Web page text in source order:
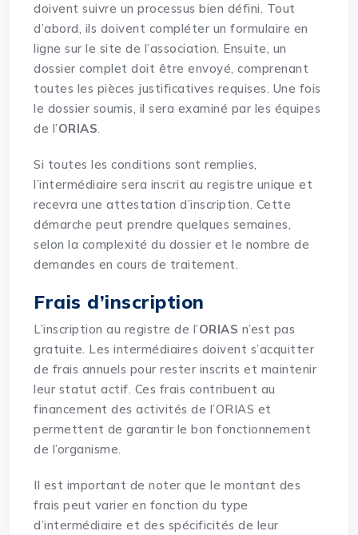
doivent suivre un processus bien défini. Tout
d’abord, ils doivent compléter un formulaire en
ligne sur le site de l’association. Ensuite, un
dossier complet doit être envoyé, comprenant
toutes les pièces justificatives requises. Une fois
le dossier soumis, il sera examiné par les équipes
de l’ORIAS.
Si toutes les conditions sont remplies,
l’intermédiaire sera inscrit au registre unique et
recevra une attestation d’inscription. Cette
démarche peut prendre quelques semaines,
selon la complexité du dossier et le nombre de
demandes en cours de traitement.
Frais d’inscription
L’inscription au registre de l’ORIAS n’est pas
gratuite. Les intermédiaires doivent s’acquitter
de frais annuels pour rester inscrits et maintenir
leur statut actif. Ces frais contribuent au
financement des activités de l’ORIAS et
permettent de garantir le bon fonctionnement
de l’organisme.
Il est important de noter que le montant des
frais peut varier en fonction du type
d’intermédiaire et des spécificités de leur